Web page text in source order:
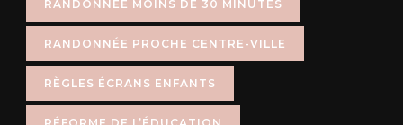
RANDONNÉE MOINS DE 30 MINUTES
RANDONNÉE PROCHE CENTRE-VILLE
RÈGLES ÉCRANS ENFANTS